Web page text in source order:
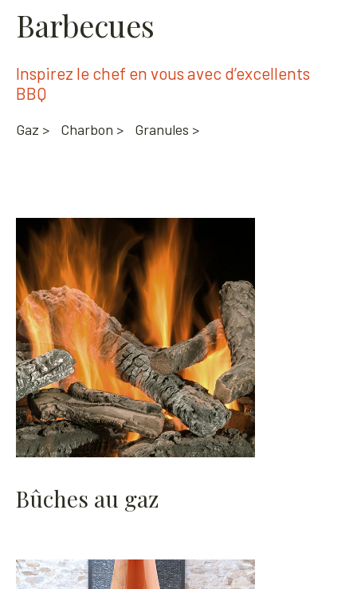
Barbecues
Inspirez le chef en vous avec d’excellents
BBQ
Gaz > Charbon > Granules >
Bûches au gaz